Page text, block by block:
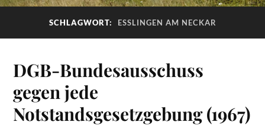
SCHLAGWORT: ESSLINGEN AM NECKAR
DGB-Bundesausschuss
gegen jede
Notstandsgesetzgebung (1967)